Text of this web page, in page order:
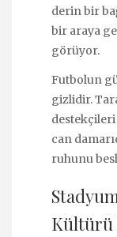
derin bir
bir araya
görüyor.
Futbolun
gizlidir.
can
ruhunu
Kültürü